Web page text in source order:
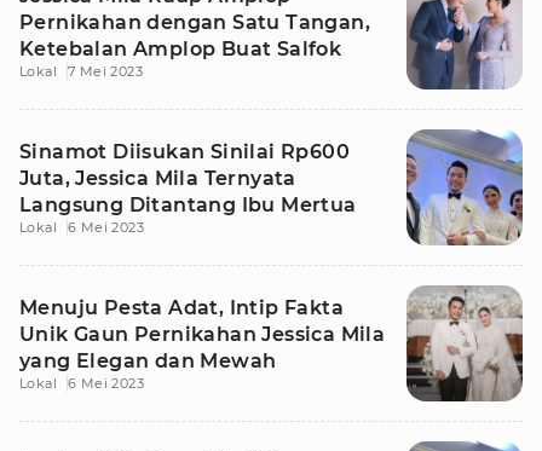
Pernikahan dengan Satu Tangan,
Ketebalan Amplop Buat Salfok
Lokal 7 Mei 2023
Sinamot Diisukan Sinilai Rp600
Juta, Jessica Mila Ternyata
Langsung Ditantang Ibu Mertua
Lokal 6 Mei 2023
Menuju Pesta Adat, Intip Fakta
Unik Gaun Pernikahan Jessica Mila
yang Elegan dan Mewah
Lokal 6 Mei 2023